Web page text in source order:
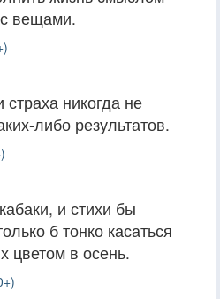
вещами.
никогда не
либо результатов.
и стихи бы
б тонко касаться
цветом в осень.